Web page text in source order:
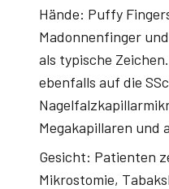
Hände: Puffy
Madonnenfinger
als typische
ebenfalls auf die
Megakapillaren und
Gesicht: Patienten
Mikrostomie,